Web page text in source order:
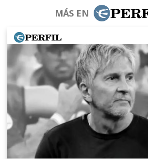
MÁS EN